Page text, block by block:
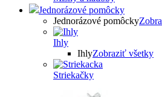
Jednorázové pomôcky
Jednorázové pomôcky
Ihly
IhlyZobraziť všetky
Striekačky